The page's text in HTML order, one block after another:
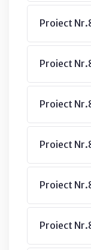
Proiect
Proiect
Proiect
Proiect
Proiect
Proiect